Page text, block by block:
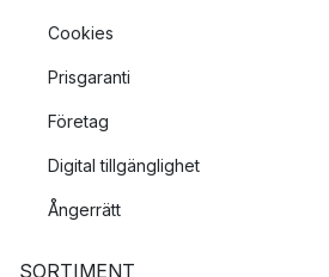
Cookies
Prisgaranti
Företag
Digital tillgänglighet
Ångerrätt
SORTIMENT